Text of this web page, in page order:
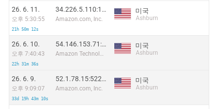
26. 6. 11.
오후 5:30:55
21h 50m 12s
34.226.5.110:17794
Amazon.com, Inc.
미국
Ashburn
26. 6. 10.
오후 7:40:43
22h 31m 36s
54.146.153.71:4323
Amazon Technologies Inc.
미국
Ashburn
26. 6. 9.
오후 9:09:07
33d 19h 43m 10s
52.1.78.15:52291
Amazon.com, Inc.
미국
Ashburn